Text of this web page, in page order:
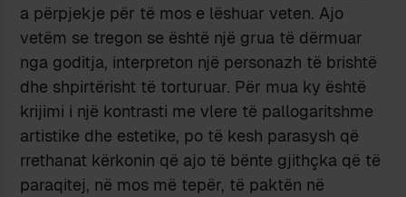
a përpjekje për të mos e lëshuar veten. Ajo
vetëm se tregon se është një grua të dërmuar
nga goditja, interpreton një personazh të brishtë
dhe shpirtërisht të torturuar. Për mua ky është
krijimi i një kontrasti me vlere të pallogaritshme
artistike dhe estetike, po të kesh parasysh që
rrethanat kërkonin që ajo të bënte gjithçka që të
paraqitej, në mos më tepër, të paktën në